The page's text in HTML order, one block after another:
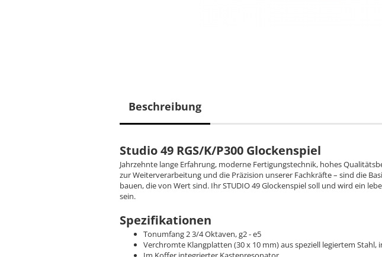
Beschreibung
Studio 49 RGS/K/P300 Glockenspiel
Jahrzehnte lange Erfahrung, moderne Fertigungstechnik, hohes
zur Weiterverarbeitung und die Präzision unserer Fachkräfte – sind die
bauen, die von Wert sind. Ihr STUDIO 49 Glockenspiel soll und wird ein
sein.
Spezifikationen
Tonumfang 2 3/4 Oktaven, g2 - e5
Verchromte Klangplatten (30 x 10 mm) aus speziell legiertem